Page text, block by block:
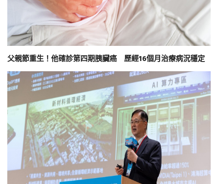
父親節重生！他確診第四期胰臟癌 歷經16個月治療病況穩定